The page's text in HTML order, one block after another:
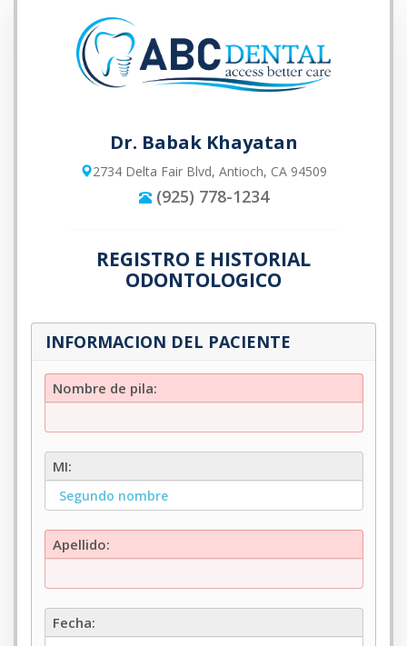
Dr. Babak Khayatan
2734 Delta Fair Blvd, Antioch, CA 94509
(925) 778-1234
REGISTRO E HISTORIAL
ODONTOLOGICO
INFORMACION DEL PACIENTE
Nombre
deNombre de pila:
MI:
MI:
Apellido:
Apellido:
Fecha:
Fecha: